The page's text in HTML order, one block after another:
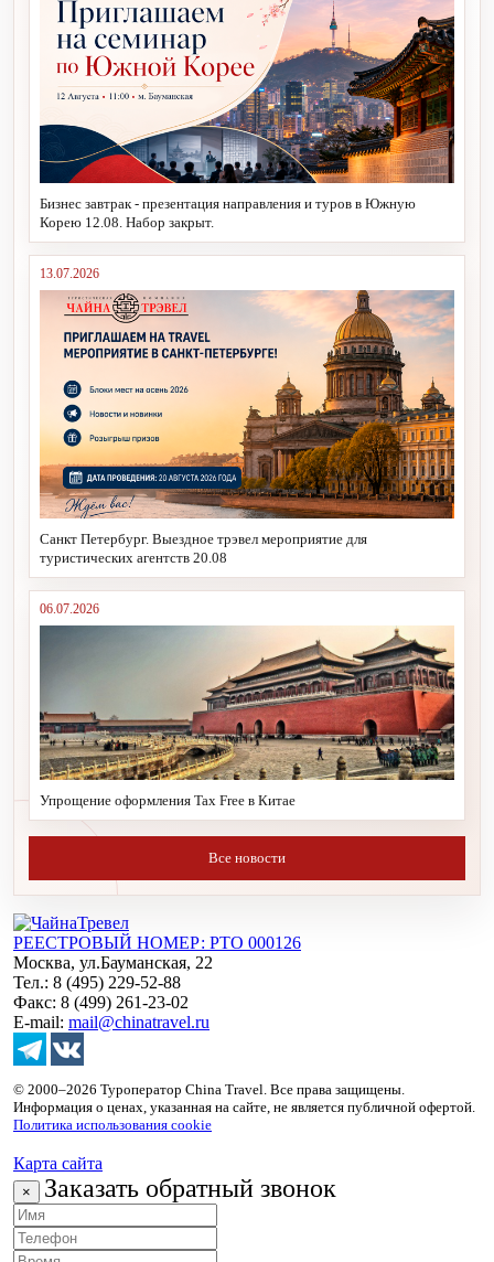
Бизнес завтрак - презентация направления и туров в Южную
Корею 12.08. Набор закрыт.
13.07.2026
Санкт Петербург. Выездное трэвел мероприятие для
туристических агентств 20.08
06.07.2026
Упрощение оформления Tax Free в Китае
Все новости
РЕЕСТРОВЫЙ НОМЕР: РТО 000126
Москва, ул.Бауманская, 22
Тел.: 8 (495) 229-52-88
Факс: 8 (499) 261-23-02
E-mail: mail@chinatravel.ru
© 2000–2026 Туроператор China Travel. Все права защищены.
Информация о ценах, указанная на сайте, не является публичной офертой.
Политика использования cookie
Карта сайта
× Заказать обратный звонок